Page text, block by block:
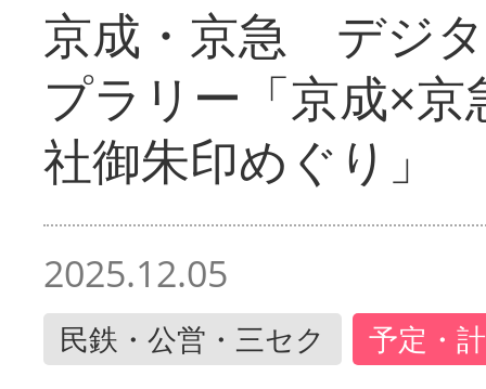
京成・京急 デジ
プラリー「京成×
社御朱印めぐり」
2025.12.05
民鉄・公営・三セク 予定・